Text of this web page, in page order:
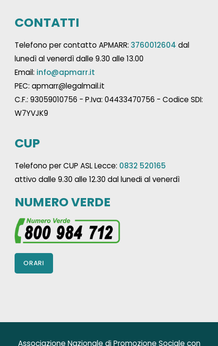
CONTATTI
Telefono per contatto APMARR: 3760012604 dal
lunedì al venerdì dalle 9.30 alle 13.00
Email: info@apmarr.it
PEC: apmarr@legalmail.it
C.F.: 93059010756 - P.Iva: 04433470756 - Codice SDI:
W7YVJK9
CUP
Telefono per CUP ASL Lecce: 0832 520165
attivo dalle 9.30 alle 12.30 dal lunedi al venerdì
NUMERO VERDE
ORARI
Associazione Nazionale di Promozione Sociale con